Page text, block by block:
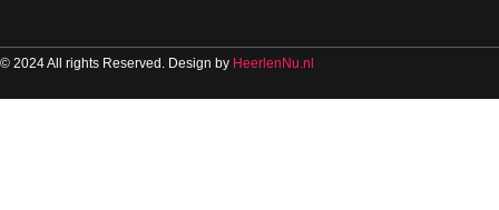
© 2024 All rights Reserved. Design by HeerlenNu.nl